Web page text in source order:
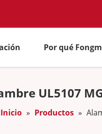
Por qué
UL5107
Inicio » Productos »